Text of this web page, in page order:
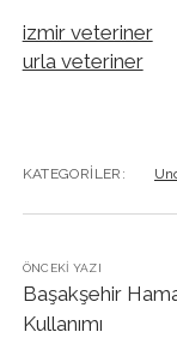
izmir veteriner
urla veteriner
KATEGORILER:
ÖNCEKI YAZI
Başakşehir
Kullanımı